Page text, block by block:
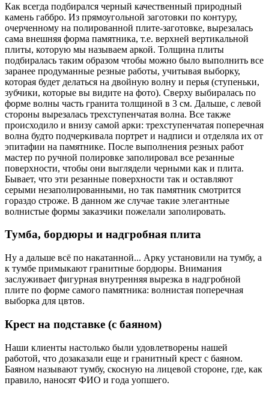
Как всегда подбирался черный качественный природный
камень габбро. Из прямоугольной заготовки по контуру,
очерченному на полированной плите-заготовке, вырезалась
сама внешняя форма памятника, т.е. верхней вертикальной
плиты, которую мы называем аркой. Толщина плиты
подбиралась таким образом чтобы можно было выполнить все
заранее продуманные резные работы, учитывая выборку,
которая будет делаться на двойную волну и перья (ступеньки,
зубчики, которые вы видите на фото). Сверху выбиралась по
форме волны часть гранита толщиной в 3 см. Дальше, с левой
стороны вырезалась трехступенчатая волна. Все также
происходило и внизу самой арки: трехступенчатая поперечная
волна будто подчеркивала портрет и надписи и отделяла их от
эпитафии на памятнике. После выполнения резных работ
мастер по ручной полировке заполировал все резанные
поверхности, чтобы они выглядели черными как и плита.
Бывает, что эти резанные поверхности так и оставляют
серыми незаполированными, но так памятник смотрится
гораздо строже. В данном же случае такие элегантные
волнистые формы заказчики пожелали заполировать.
Тумба, бордюры и надгробная плита
Ну а дальше всё по накатанной... Арку установили на тумбу, а
к тумбе примыкают гранитные бордюры. Внимания
заслуживает фигурная внутренняя вырезка в надгробной
плите по форме самого памятника: волнистая поперечная
выборка для цвтов.
Крест на подставке (с баяном)
Наши клиенты настолько были удовлетворены нашей
работой, что дозаказали еще и гранитный крест с баяном.
Баяном называют тумбу, скосную на лицевой стороне, где, как
правило, наносят ФИО и года уопшего.